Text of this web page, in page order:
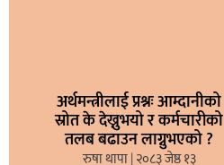
अर्थमन्त्रीलाई प्रश्नः आम्दानीको
स्रोत के देख्नुभयो र कर्मचारीको
तलब बढाउन लाग्नुभएको ?
रुषा थापा २०८३ जेष्ठ १३